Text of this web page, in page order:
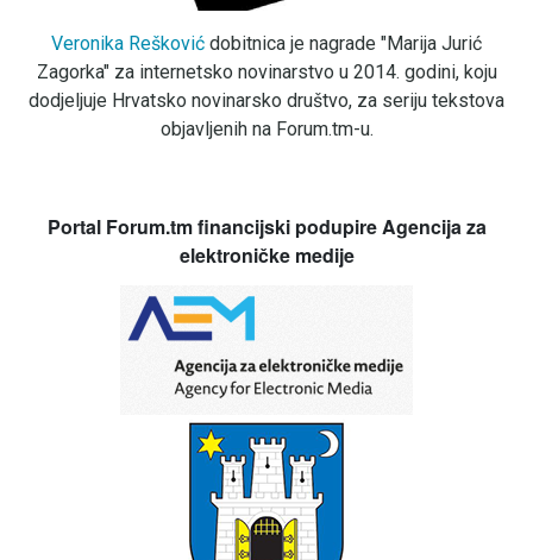
Veronika Rešković dobitnica je nagrade "Marija Jurić
Zagorka" za internetsko novinarstvo u 2014. godini, koju
dodjeljuje Hrvatsko novinarsko društvo, za seriju tekstova
objavljenih na Forum.tm-u.
Portal Forum.tm financijski podupire Agencija za
elektroničke medije